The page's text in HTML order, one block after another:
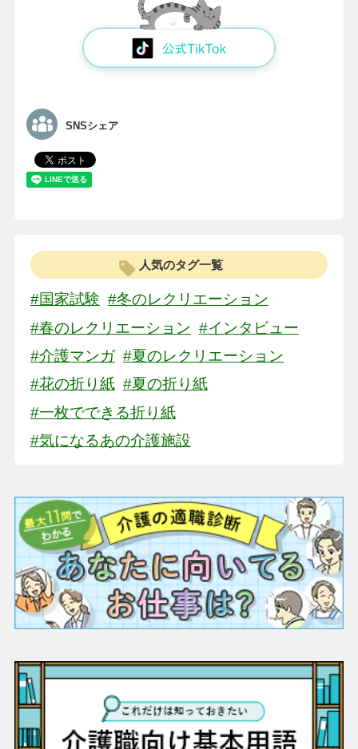
SNSシェア
人気のタグ一覧
#国家試験 #冬のレクリエーション
#春のレクリエーション #インタビュー
#介護マンガ #夏のレクリエーション
#花の折り紙 #夏の折り紙
#一枚でできる折り紙
#気になるあの介護施設